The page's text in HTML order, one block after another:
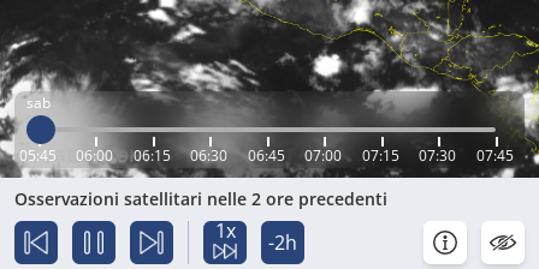
sab
05:45 06:00 06:15 06:30 06:45 07:00 07:15 07:30 07:45
Osservazioni satellitari nelle 2 ore precedenti
1x -2h